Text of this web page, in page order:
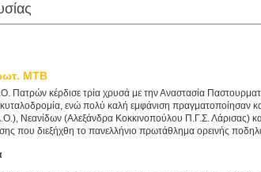
MTB
Πατρών κέρδισε τρία χρυσά με την Αναστασία
ενώ πολύ καλή εμφάνιση πραγματοποίησαν
Νεανίδων (Αλεξάνδρα Κοκκινοπούλου Π.Γ.Σ. Λάρισας)
που διεξήχθη το πανελλήνιο πρωτάθλημα ορεινής